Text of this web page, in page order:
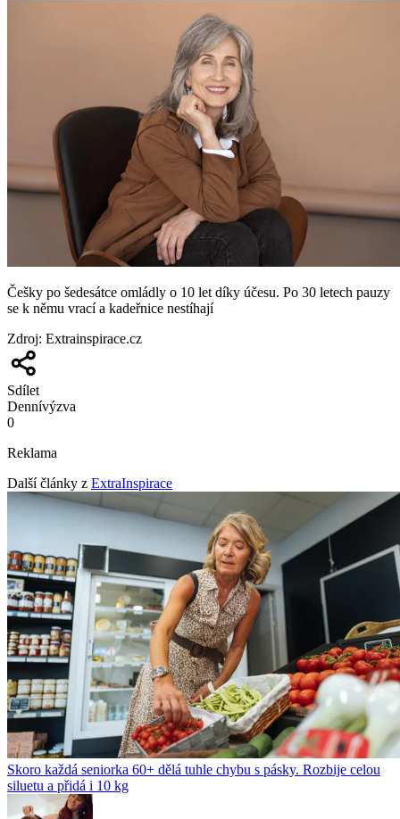
Češky po šedesátce omládly o 10 let díky účesu. Po 30 letech pauzy
se k němu vrací a kadeřnice nestíhají
Zdroj: Extrainspirace.cz
Sdílet
Dennívýzva
0
Reklama
Další články z ExtraInspirace
Skoro každá seniorka 60+ dělá tuhle chybu s pásky. Rozbije celou
siluetu a přidá i 10 kg